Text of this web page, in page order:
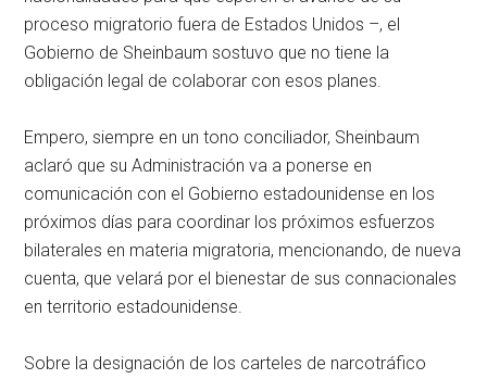
proceso migratorio fuera de Estados Unidos –, el
Gobierno de Sheinbaum sostuvo que no tiene la
obligación legal de colaborar con esos planes.
Empero, siempre en un tono conciliador, Sheinbaum
aclaró que su Administración va a ponerse en
comunicación con el Gobierno estadounidense en los
próximos días para coordinar los próximos esfuerzos
bilaterales en materia migratoria, mencionando, de nueva
cuenta, que velará por el bienestar de sus connacionales
en territorio estadounidense.
Sobre la designación de los carteles de narcotráfico